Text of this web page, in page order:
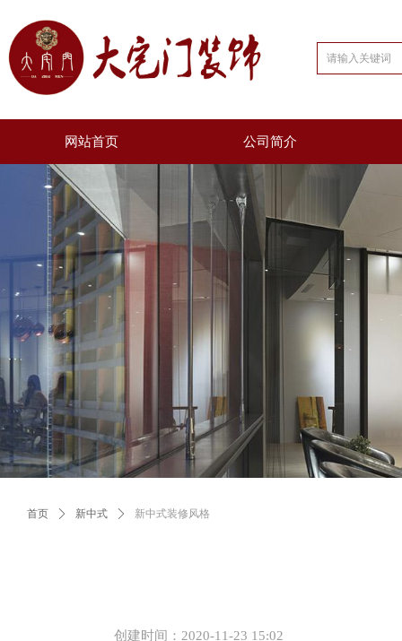
网站首页 公司简介
首页 ꄲ 新中式 ꄲ 新中式装修风格
创建时间： 2020-11-23 15:02